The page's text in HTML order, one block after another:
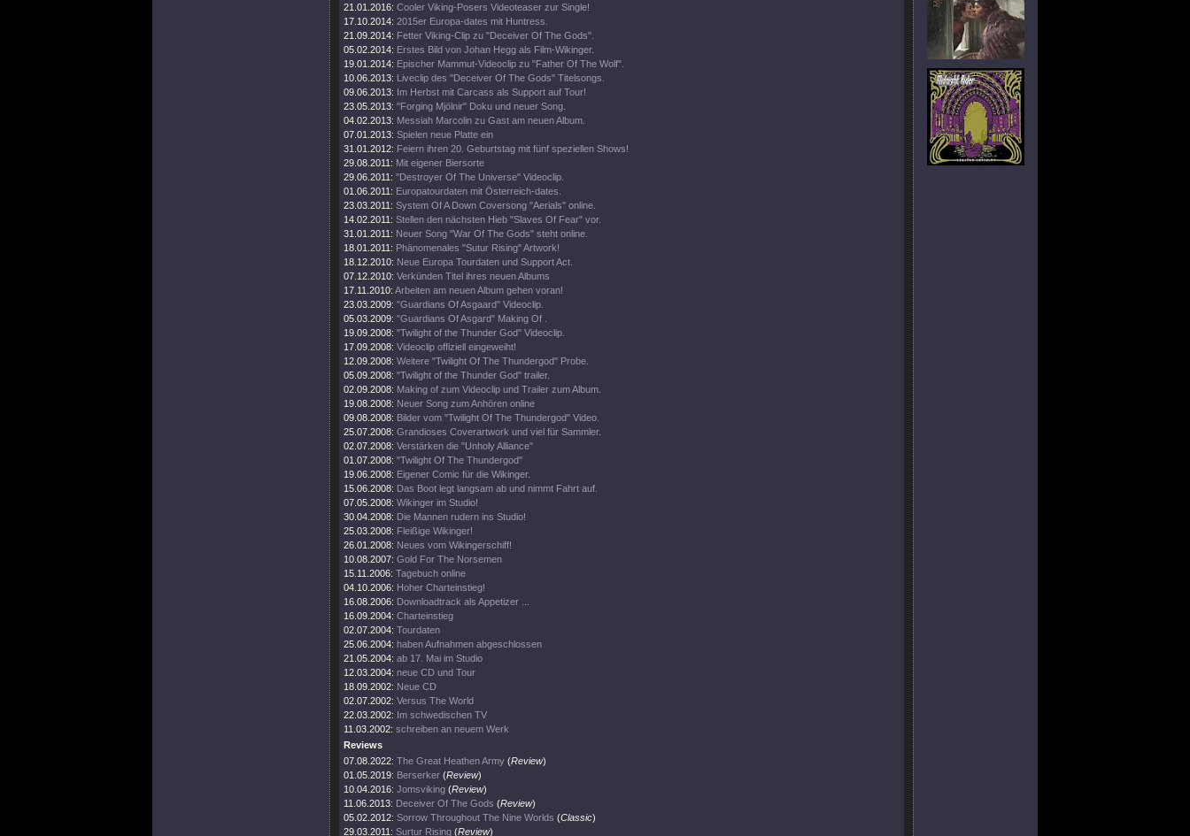
21.01.2016: Cooler Viking-Posers Videoteaser zur Single!
17.10.2014: 2015er Europa-dates mit Huntress.
21.09.2014: Fetter Viking-Clip zu "Deceiver Of The Gods".
05.02.2014: Erstes Bild von Johan Hegg als Film-Wikinger.
19.01.2014: Epischer Mammut-Videoclip zu "Father Of The Wolf".
10.06.2013: Liveclip des "Deceiver Of The Gods" Titelsongs.
09.06.2013: Im Herbst mit Carcass als Support auf Tour!
23.05.2013: "Forging Mjölnir" Doku und neuer Song.
04.02.2013: Messiah Marcolin zu Gast am neuen Album.
07.01.2013: Spielen neue Platte ein
31.01.2012: Feiern ihren 20. Geburtstag mit fünf speziellen Shows!
29.08.2011: Mit eigener Biersorte
29.06.2011: "Destroyer Of The Universe" Videoclip.
01.06.2011: Europatourdaten mit Österreich-dates.
23.03.2011: System Of A Down Coversong "Aerials" online.
14.02.2011: Stellen den nächsten Hieb "Slaves Of Fear" vor.
31.01.2011: Neuer Song "War Of The Gods" steht online.
18.01.2011: Phänomenales "Sutur Rising" Artwork!
18.12.2010: Neue Europa Tourdaten und Support Act.
07.12.2010: Verkünden Titel ihres neuen Albums
17.11.2010: Arbeiten am neuen Album gehen voran!
23.03.2009: "Guardians Of Asgaard" Videoclip.
05.03.2009: "Guardians Of Asgard" Making Of .
19.09.2008: "Twilight of the Thunder God" Videoclip.
17.09.2008: Videoclip offiziell eingeweiht!
12.09.2008: Weitere "Twilight Of The Thundergod" Probe.
05.09.2008: "Twilight of the Thunder God" trailer.
02.09.2008: Making of zum Videoclip und Trailer zum Album.
19.08.2008: Neuer Song zum Anhören online
09.08.2008: Bilder vom "Twilight Of The Thundergod" Video.
25.07.2008: Grandioses Coverartwork und viel für Sammler.
02.07.2008: Verstärken die "Unholy Alliance"
01.07.2008: "Twilight Of The Thundergod"
19.06.2008: Eigener Comic für die Wikinger.
15.06.2008: Das Boot legt langsam ab und nimmt Fahrt auf.
07.05.2008: Wikinger im Studio!
30.04.2008: Die Mannen rudern ins Studio!
25.03.2008: Fleißige Wikinger!
26.01.2008: Neues vom Wikingerschiff!
10.08.2007: Gold For The Norsemen
15.11.2006: Tagebuch online
04.10.2006: Hoher Charteinstieg!
16.08.2006: Downloadtrack als Appetizer ...
16.09.2004: Charteinstieg
02.07.2004: Tourdaten
25.06.2004: haben Aufnahmen abgeschlossen
21.05.2004: ab 17. Mai im Studio
12.03.2004: neue CD und Tour
18.09.2002: Neue CD
02.07.2002: Versus The World
22.03.2002: Im schwedischen TV
11.03.2002: schreiben an neuem Werk
Reviews
07.08.2022: The Great Heathen Army (Review)
01.05.2019: Berserker (Review)
10.04.2016: Jomsviking (Review)
11.06.2013: Deceiver Of The Gods (Review)
05.02.2012: Sorrow Throughout The Nine Worlds (Classic)
29.03.2011: Surtur Rising (Review)